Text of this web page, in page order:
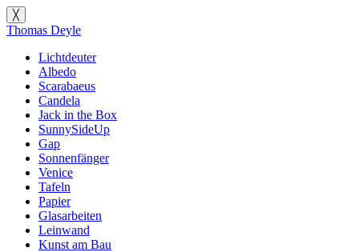
╳
Thomas Deyle
Lichtdeuter
Albedo
Scarabaeus
Candela
Jack in the Box
SunnySideUp
Gap
Sonnenfänger
Venice
Tafeln
Papier
Glasarbeiten
Leinwand
Kunst am Bau